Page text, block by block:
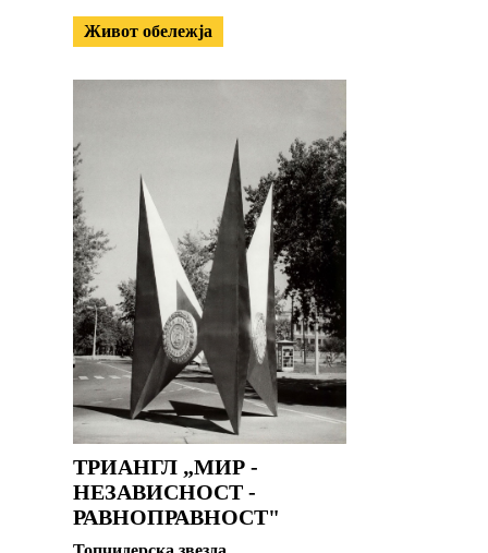
Живот обележја
ТРИАНГЛ „МИР -
НЕЗАВИСНОСТ -
РАВНОПРАВНОСТ"